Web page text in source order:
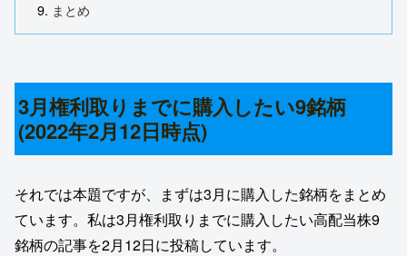
まとめ
3月権利取りまでに購入したい9銘柄
(2022年2月12日時点)
それでは本題ですが、まずは3月に購入した銘柄をまとめ
ています。私は3月権利取りまでに購入したい高配当株9
銘柄の記事を2月12日に投稿しています。